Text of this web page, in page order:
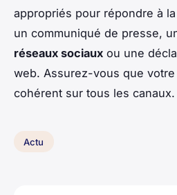
appropriés pour répondre à
un communiqué de presse,
réseaux sociaux ou une
web. Assurez-vous que
cohérent sur tous les canaux.
Actu